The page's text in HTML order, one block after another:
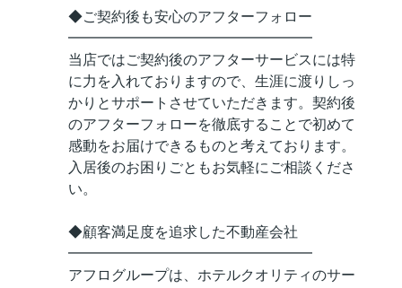
◆ご契約後も安心のアフターフォロー
━━━━━━━━━━━━━━━━━
当店ではご契約後のアフターサービスには特
に力を入れておりますので、生涯に渡りしっ
かりとサポートさせていただきます。契約後
のアフターフォローを徹底することで初めて
感動をお届けできるものと考えております。
入居後のお困りごともお気軽にご相談くださ
い。
◆顧客満足度を追求した不動産会社
━━━━━━━━━━━━━━━━━
アフログループは、ホテルクオリティのサー